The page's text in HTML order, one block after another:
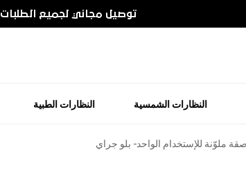
توصيل مجاني لجميع الطلبات
النظارات الشمسية النظارات الطبية
ملوّنة للإستخدام الواحد - بلو جراي